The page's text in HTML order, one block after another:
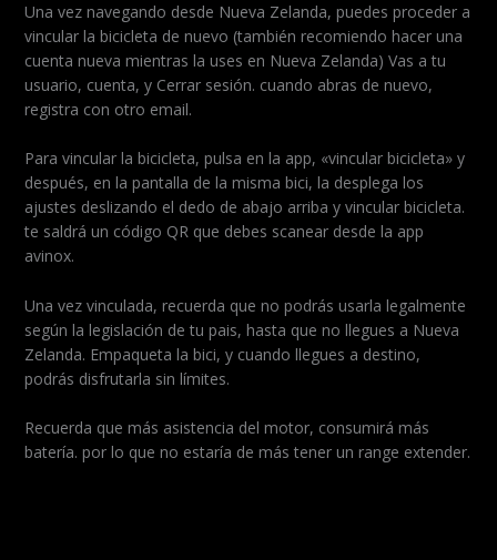
Una vez navegando desde Nueva Zelanda, puedes proceder a
vincular la bicicleta de nuevo (también recomiendo hacer una
cuenta nueva mientras la uses en Nueva Zelanda) Vas a tu
usuario, cuenta, y Cerrar sesión. cuando abras de nuevo,
registra con otro email.
Para vincular la bicicleta, pulsa en la app, «vincular bicicleta» y
después, en la pantalla de la misma bici, la desplega los
ajustes deslizando el dedo de abajo arriba y vincular bicicleta.
te saldrá un código QR que debes scanear desde la app
avinox.
Una vez vinculada, recuerda que no podrás usarla legalmente
según la legislación de tu pais, hasta que no llegues a Nueva
Zelanda. Empaqueta la bici, y cuando llegues a destino,
podrás disfrutarla sin límites.
Recuerda que más asistencia del motor, consumirá más
batería. por lo que no estaría de más tener un range extender.